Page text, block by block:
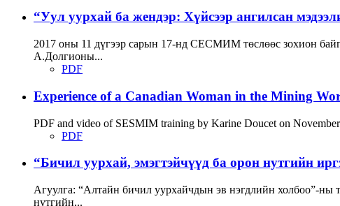
“Уул уурхай ба жендэр: Хүйсээр ангилсан
2017 оны 11 дүгээр сарын 17-нд СЕСМИМ төслөөс зохион
А.Долгионы...
PDF
Experience of a Canadian Woman in the Mining
PDF and video of SESMIM training by Karine Doucet on
PDF
“Бичил уурхай, эмэгтэйчүүд ба орон нутгийн
Агуулга: “Алтайн бичил уурхайчдын эв нэгдлийн холбоо”-
нутгийн...